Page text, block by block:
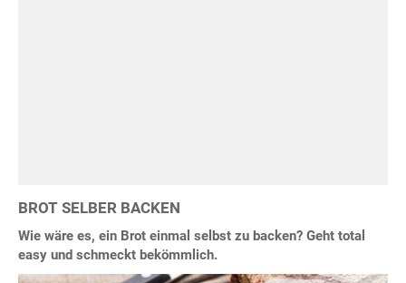
BROT SELBER BACKEN
Wie wäre es, ein Brot einmal selbst zu backen? Geht total
easy und schmeckt bekömmlich.